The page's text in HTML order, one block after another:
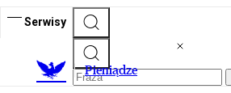
Serwisy
Pieniądze